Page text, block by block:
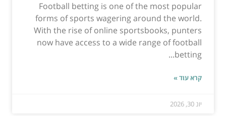
Football betting is one of the most popular
forms of sports wagering around the world.
With the rise of online sportsbooks, punters
now have access to a wide range of football
betting...
קרא עוד »
יונ 30, 2026